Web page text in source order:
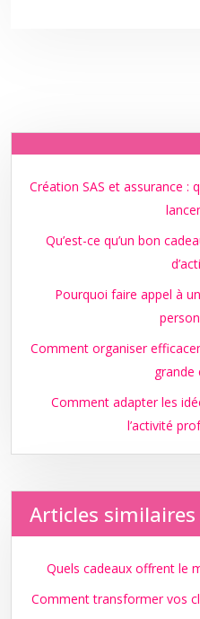
Création SAS et assurance :
Qu’est-ce qu’un bon
Pourquoi faire appel à
Comment organiser
grande
Comment adapter les
l’activité
Articles similaires
Quels cadeaux offrent le
Comment transformer vos